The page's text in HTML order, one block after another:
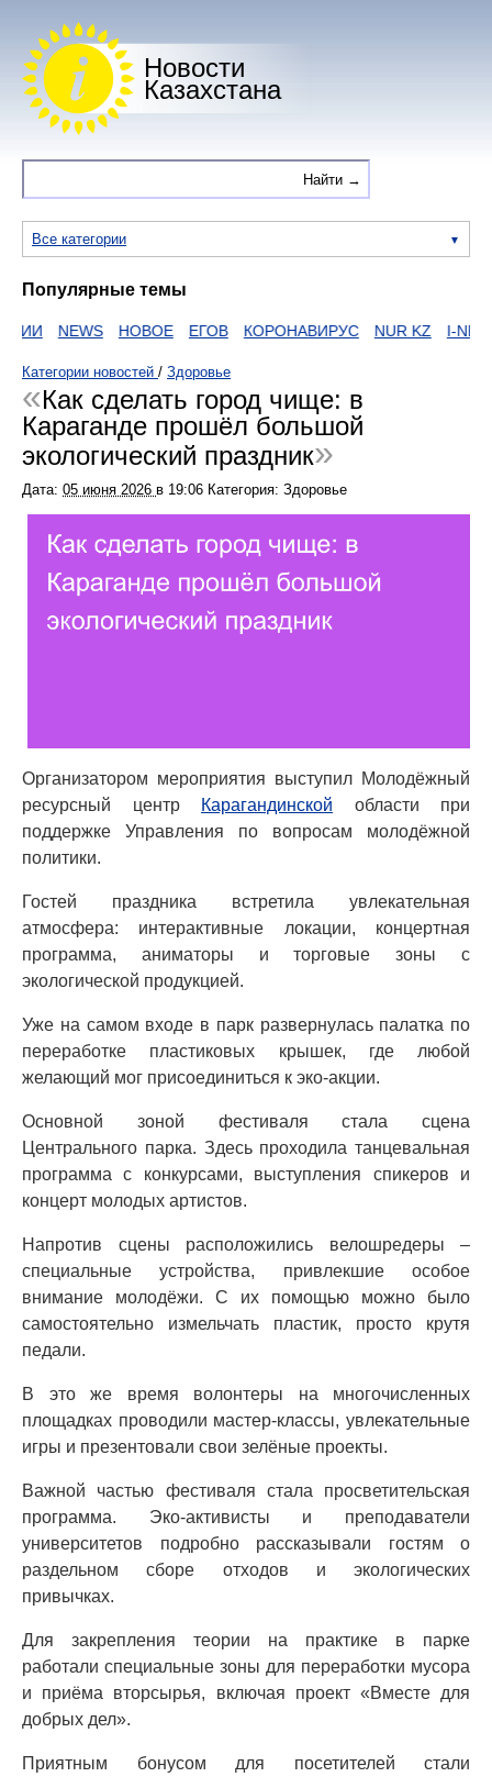
Новости
Казахстана
Все категории
Популярные темы
NEWS НОВОЕ ЕГОВ КОРОНАВИРУС NUR KZ I-NEWS
Категории новостей / Здоровье
Как сделать город чище: в
Караганде прошёл большой
экологический праздник
Дата: 05 июня 2026 в 19:06 Категория: Здоровье
Организатором мероприятия выступил Молодёжный
ресурсный центр
Карагандинской области при
поддержке Управления по вопросам молодёжной
политики.
Гостей праздника встретила увлекательная
атмосфера: интерактивные локации, концертная
программа, аниматоры и торговые зоны с
экологической продукцией.
Уже на самом входе в парк развернулась палатка по
переработке пластиковых крышек, где любой
желающий мог присоединиться к эко-акции.
Основной зоной фестиваля стала сцена
Центрального парка. Здесь проходила танцевальная
программа с конкурсами, выступления спикеров и
концерт молодых артистов.
Напротив сцены расположились велошредеры –
специальные устройства, привлекшие особое
внимание молодёжи. С их помощью можно было
самостоятельно измельчать пластик, просто крутя
педали.
В это же время волонтеры на многочисленных
площадках проводили мастер-классы, увлекательные
игры и презентовали свои зелёные проекты.
Важной частью фестиваля стала просветительская
программа. Эко-активисты и преподаватели
университетов подробно рассказывали гостям о
раздельном сборе отходов и экологических
привычках.
Для закрепления теории на практике в парке
работали специальные зоны для переработки мусора
и приёма вторсырья, включая проект «Вместе для
добрых дел».
Приятным бонусом для посетителей стали